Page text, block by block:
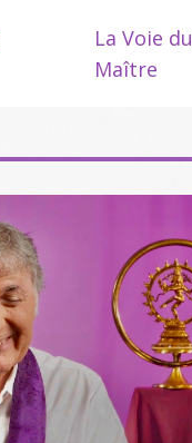
La Voie du
Maître